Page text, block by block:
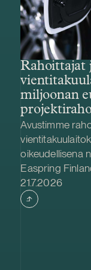
Rahoittajat
miljoonan
New
tehtaalle
Avustimme
oikeudellisena
Easpring
Kotkaan
valmistavan
Julkaistu
21.7.2026